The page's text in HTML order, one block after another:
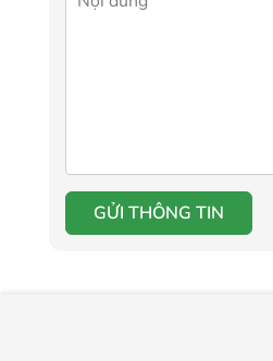
GỬI THÔNG TIN